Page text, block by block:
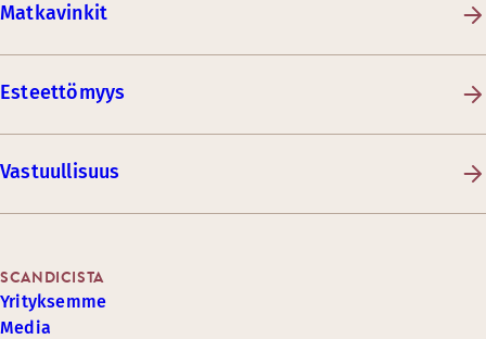
Matkavinkit
Esteettömyys
Vastuullisuus
SCANDICISTA
Yrityksemme
Media